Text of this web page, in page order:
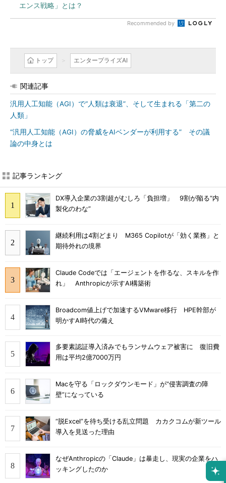
エンス戦略」とは？
Recommended by
トップ エンタープライズAI
関連記事
汎用人工知能（AGI）で“人類は衰退”、そして生まれる「第二の
人類」
“汎用人工知能（AGI）の脅威をAIベンダーが利用する” その議
論の中身とは
記事ランキング
DX導入企業の3割超がむしろ「負担増」 9割が陥る“内
製化のわな”
継続利用は4割どまり M365 Copilotが「効く業務」と
期待外れの境界
Claude Codeでは「エージェントを作るな、スキルを作
れ」 Anthropicが示すAI構築術
Broadcom値上げで加速するVMware移行 HPE幹部が
明かすAI時代の備え
多要素認証導入済みでもランサムウェア被害に 復旧費
用は平均2億7000万円
Macを守る「ロックダウンモード」が“侵害調査の障
壁”になっている
“脱Excel”を待ち受ける乱立問題 カカクコムが新ツール
導入を見送った理由
なぜAnthropicの「Claude」は暴走し、現実の企業をハ
ッキングしたのか